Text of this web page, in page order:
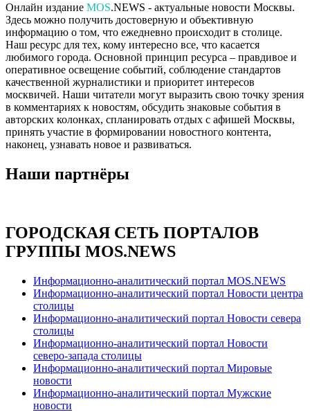
Онлайн издание MOS.NEWS - актуальные новости Москвы.
Здесь можно получить достоверную и объективную
информацию о том, что ежедневно происходит в столице.
Наш ресурс для тех, кому интересно все, что касается
любимого города. Основной принцип ресурса – правдивое и
оперативное освещение событий, соблюдение стандартов
качественной журналистики и приоритет интересов
москвичей. Наши читатели могут выразить свою точку зрения
в комментариях к новостям, обсудить знаковые события в
авторских колонках, спланировать отдых с афишей Москвы,
принять участие в формировании новостного контента,
наконец, узнавать новое и развиваться.
Наши партнёры
ГОРОДСКАЯ СЕТЬ ПОРТАЛОВ
ГРУППЫ MOS.NEWS
Информационно-аналитический портал MOS.NEWS
Информационно-аналитический портал Новости центра
столицы
Информационно-аналитический портал Новости севера
столицы
Информационно-аналитический портал Новости
северо-запада столицы
Информационно-аналитический портал Мировые
новости
Информационно-аналитический портал Мужские
новости